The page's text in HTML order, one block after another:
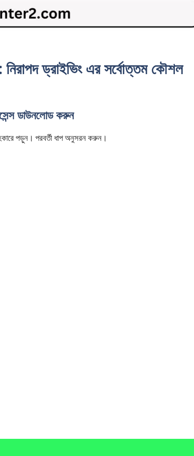
নিরাপদ ড্রাইভিং এর সর্বোত্তম কৌশল
ডাউনলোড করুন
পড়ুন। পরবর্তী ধাপ অনুসরন করুন।